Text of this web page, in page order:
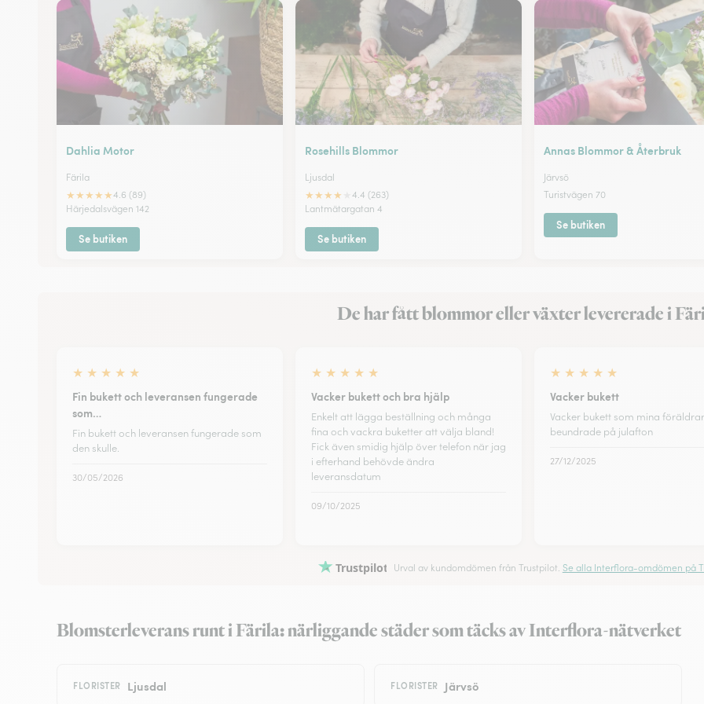
Dahlia Motor
Färila
★★★★★4.6 (89)
Härjedalsvägen 142
Se butiken
Rosehills Blommor
Ljusdal
★★★★
4.4 (263)
Lantmätargatan 4
Se butiken
Annas Blommor & Återbruk
Järvsö
Turistvägen 70
Se butiken
De har fått blommor eller växter levererade i
★ ★ ★ ★ ★
Fin bukett och leveransen fungerade
som…
Fin bukett och leveransen fungerade som
den skulle.
30/05/2026
★ ★ ★ ★ ★
Vacker bukett och bra hjälp
Enkelt att lägga beställning och många
fina och vackra buketter att välja bland!
Fick även smidig hjälp över telefon när jag
i efterhand behövde ändra
leveransdatum
09/10/2025
★ ★ ★ ★ ★
Vacker bukett
Vacker bukett som mina föräldrar
beundrade på julafton
27/12/2025
Trustpilot Urval av kundomdömen från Trustpilot. Se alla Interflora-omdömen på
Blomsterleverans runt i Färila: närliggande städer som täcks av Interflora-nätverket
FLORISTER Ljusdal FLORISTER Järvsö